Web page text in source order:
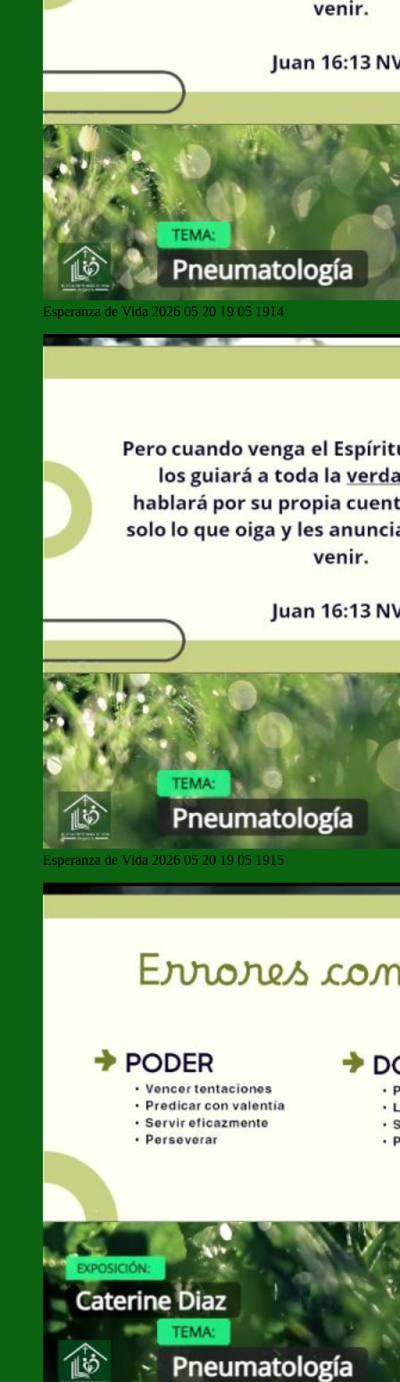
Esperanza de Vida 2026 05 20 19 05 1914
Esperanza de Vida 2026 05 20 19 05 1915